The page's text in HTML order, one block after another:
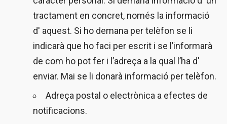
tractament en concret, només la informació
d' aquest. Si ho demana per telèfon se li
indicarà que ho faci per escrit i se l’informarà
de com ho pot fer i l’adreça a la qual l’ha d'
enviar. Mai se li donarà informació per telèfon.
Adreça postal o electrònica a efectes de
notificacions.